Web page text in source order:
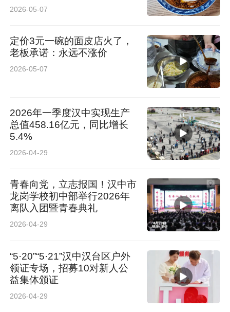
2026-05-07
定价3元一碗的面皮店火了，
老板承诺：永远不涨价
2026-05-07
2026年一季度汉中实现生产
总值458.16亿元，同比增长
5.4%
2026-04-29
青春向党，立志报国！汉中市
龙岗学校初中部举行2026年
离队入团暨青春典礼
2026-04-29
“5·20”“5·21”汉中汉台区户外
领证专场，招募10对新人公
益集体颁证
2026-04-29